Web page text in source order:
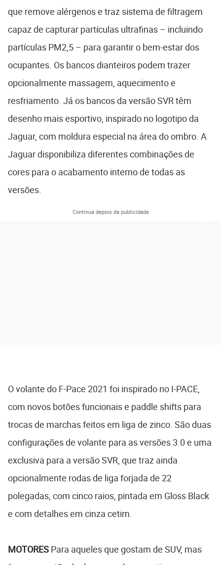
que remove alérgenos e traz sistema de filtragem
capaz de capturar partículas ultrafinas – incluindo
partículas PM2,5 – para garantir o bem-estar dos
ocupantes. Os bancos dianteiros podem trazer
opcionalmente massagem, aquecimento e
resfriamento. Já os bancos da versão SVR têm
desenho mais esportivo, inspirado no logotipo da
Jaguar, com moldura especial na área do ombro. A
Jaguar disponibiliza diferentes combinações de
cores para o acabamento interno de todas as
versões.
Continua depois da publicidade
O volante do F-Pace 2021 foi inspirado no I-PACE,
com novos botões funcionais e paddle shifts para
trocas de marchas feitos em liga de zinco. São duas
configurações de volante para as versões 3.0 e uma
exclusiva para a versão SVR, que traz ainda
opcionalmente rodas de liga forjada de 22
polegadas, com cinco raios, pintada em Gloss Black
e com detalhes em cinza cetim.
MOTORES Para aqueles que gostam de SUV, mas